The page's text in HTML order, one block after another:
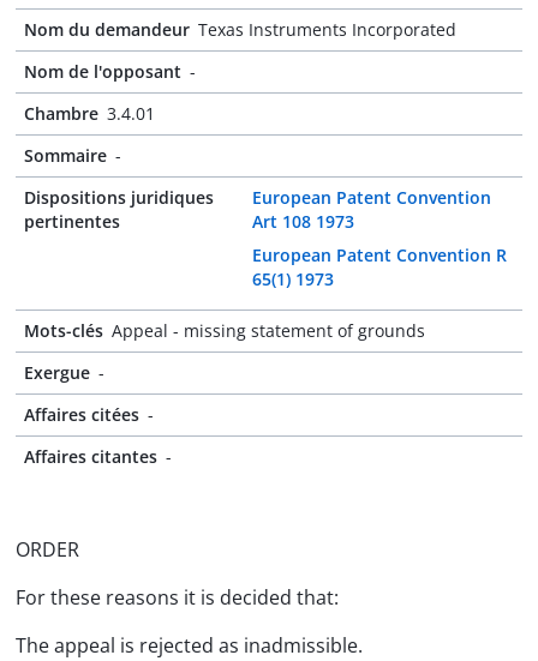
Nom du demandeur Texas Instruments Incorporated
Nom de l'opposant -
Chambre 3.4.01
Sommaire -
Dispositions juridiques
pertinentes
European Patent Convention
Art 108 1973
European Patent Convention R
65(1) 1973
Mots-clés Appeal - missing statement of grounds
Exergue -
Affaires citées -
Affaires citantes -
ORDER
For these reasons it is decided that:
The appeal is rejected as inadmissible.